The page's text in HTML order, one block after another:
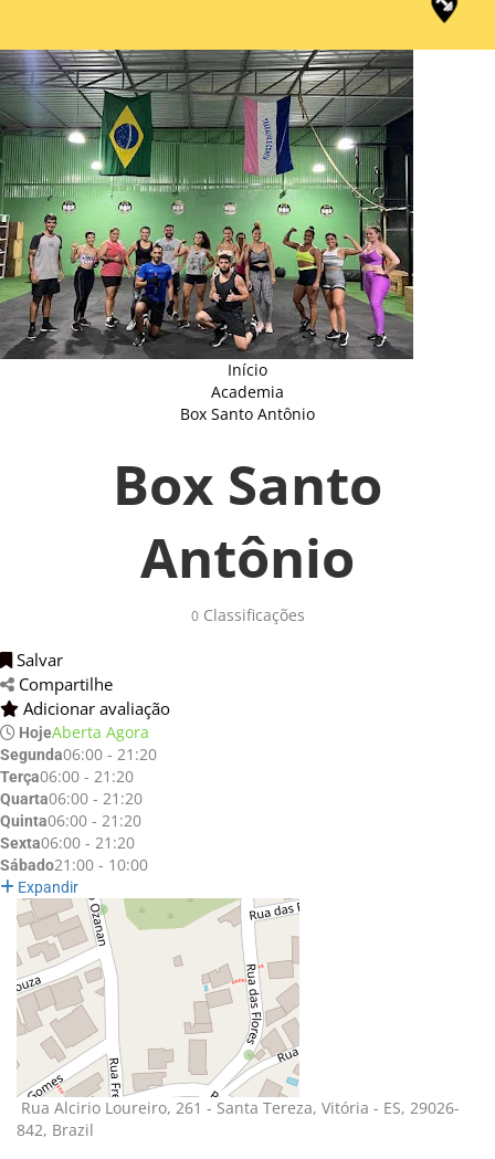
Início
Academia
Box Santo Antônio
Box Santo
Antônio
0Classificações
Salvar
Compartilhe
Adicionar avaliação
HojeAberta Agora
Segunda06:00 - 21:20
Terça06:00 - 21:20
Quarta06:00 - 21:20
Quinta06:00 - 21:20
Sexta06:00 - 21:20
Sábado21:00 - 10:00
Expandir
Rua Alcirio Loureiro, 261 - Santa Tereza, Vitória - ES, 29026-
842, Brazil